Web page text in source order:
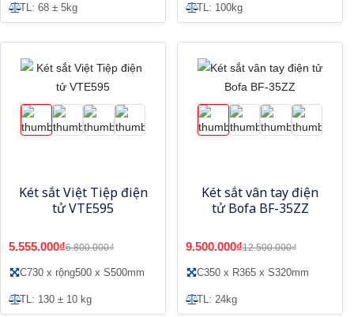
TL: 68 ± 5kg TL: 100kg
Két sắt Việt Tiệp điện
tử VTE595
5.555.000₫6.800.000₫
C730 x rộng500 x S500mm
TL: 130 ± 10 kg
Két sắt vân tay điện
tử Bofa BF-35ZZ
9.500.000₫12.500.000₫
C350 x R365 x S320mm
TL: 24kg